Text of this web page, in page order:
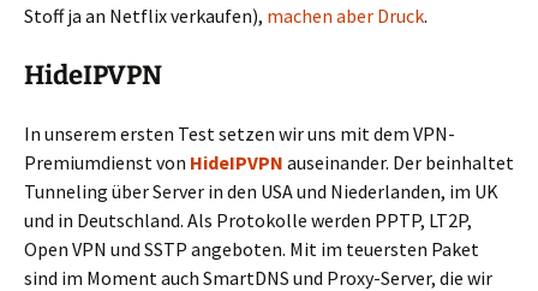
Stoff ja an Netflix verkaufen), machen aber Druck.
HideIPVPN
In unserem ersten Test setzen wir uns mit dem VPN-
Premiumdienst von HideIPVPN auseinander. Der beinhaltet
Tunneling über Server in den USA und Niederlanden, im UK
und in Deutschland. Als Protokolle werden PPTP, LT2P,
Open VPN und SSTP angeboten. Mit im teuersten Paket
sind im Moment auch SmartDNS und Proxy-Server, die wir